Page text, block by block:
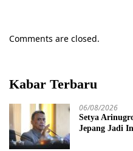
Comments are closed.
Kabar Terbaru
06/08/2026
Setya
Jepang Jadi